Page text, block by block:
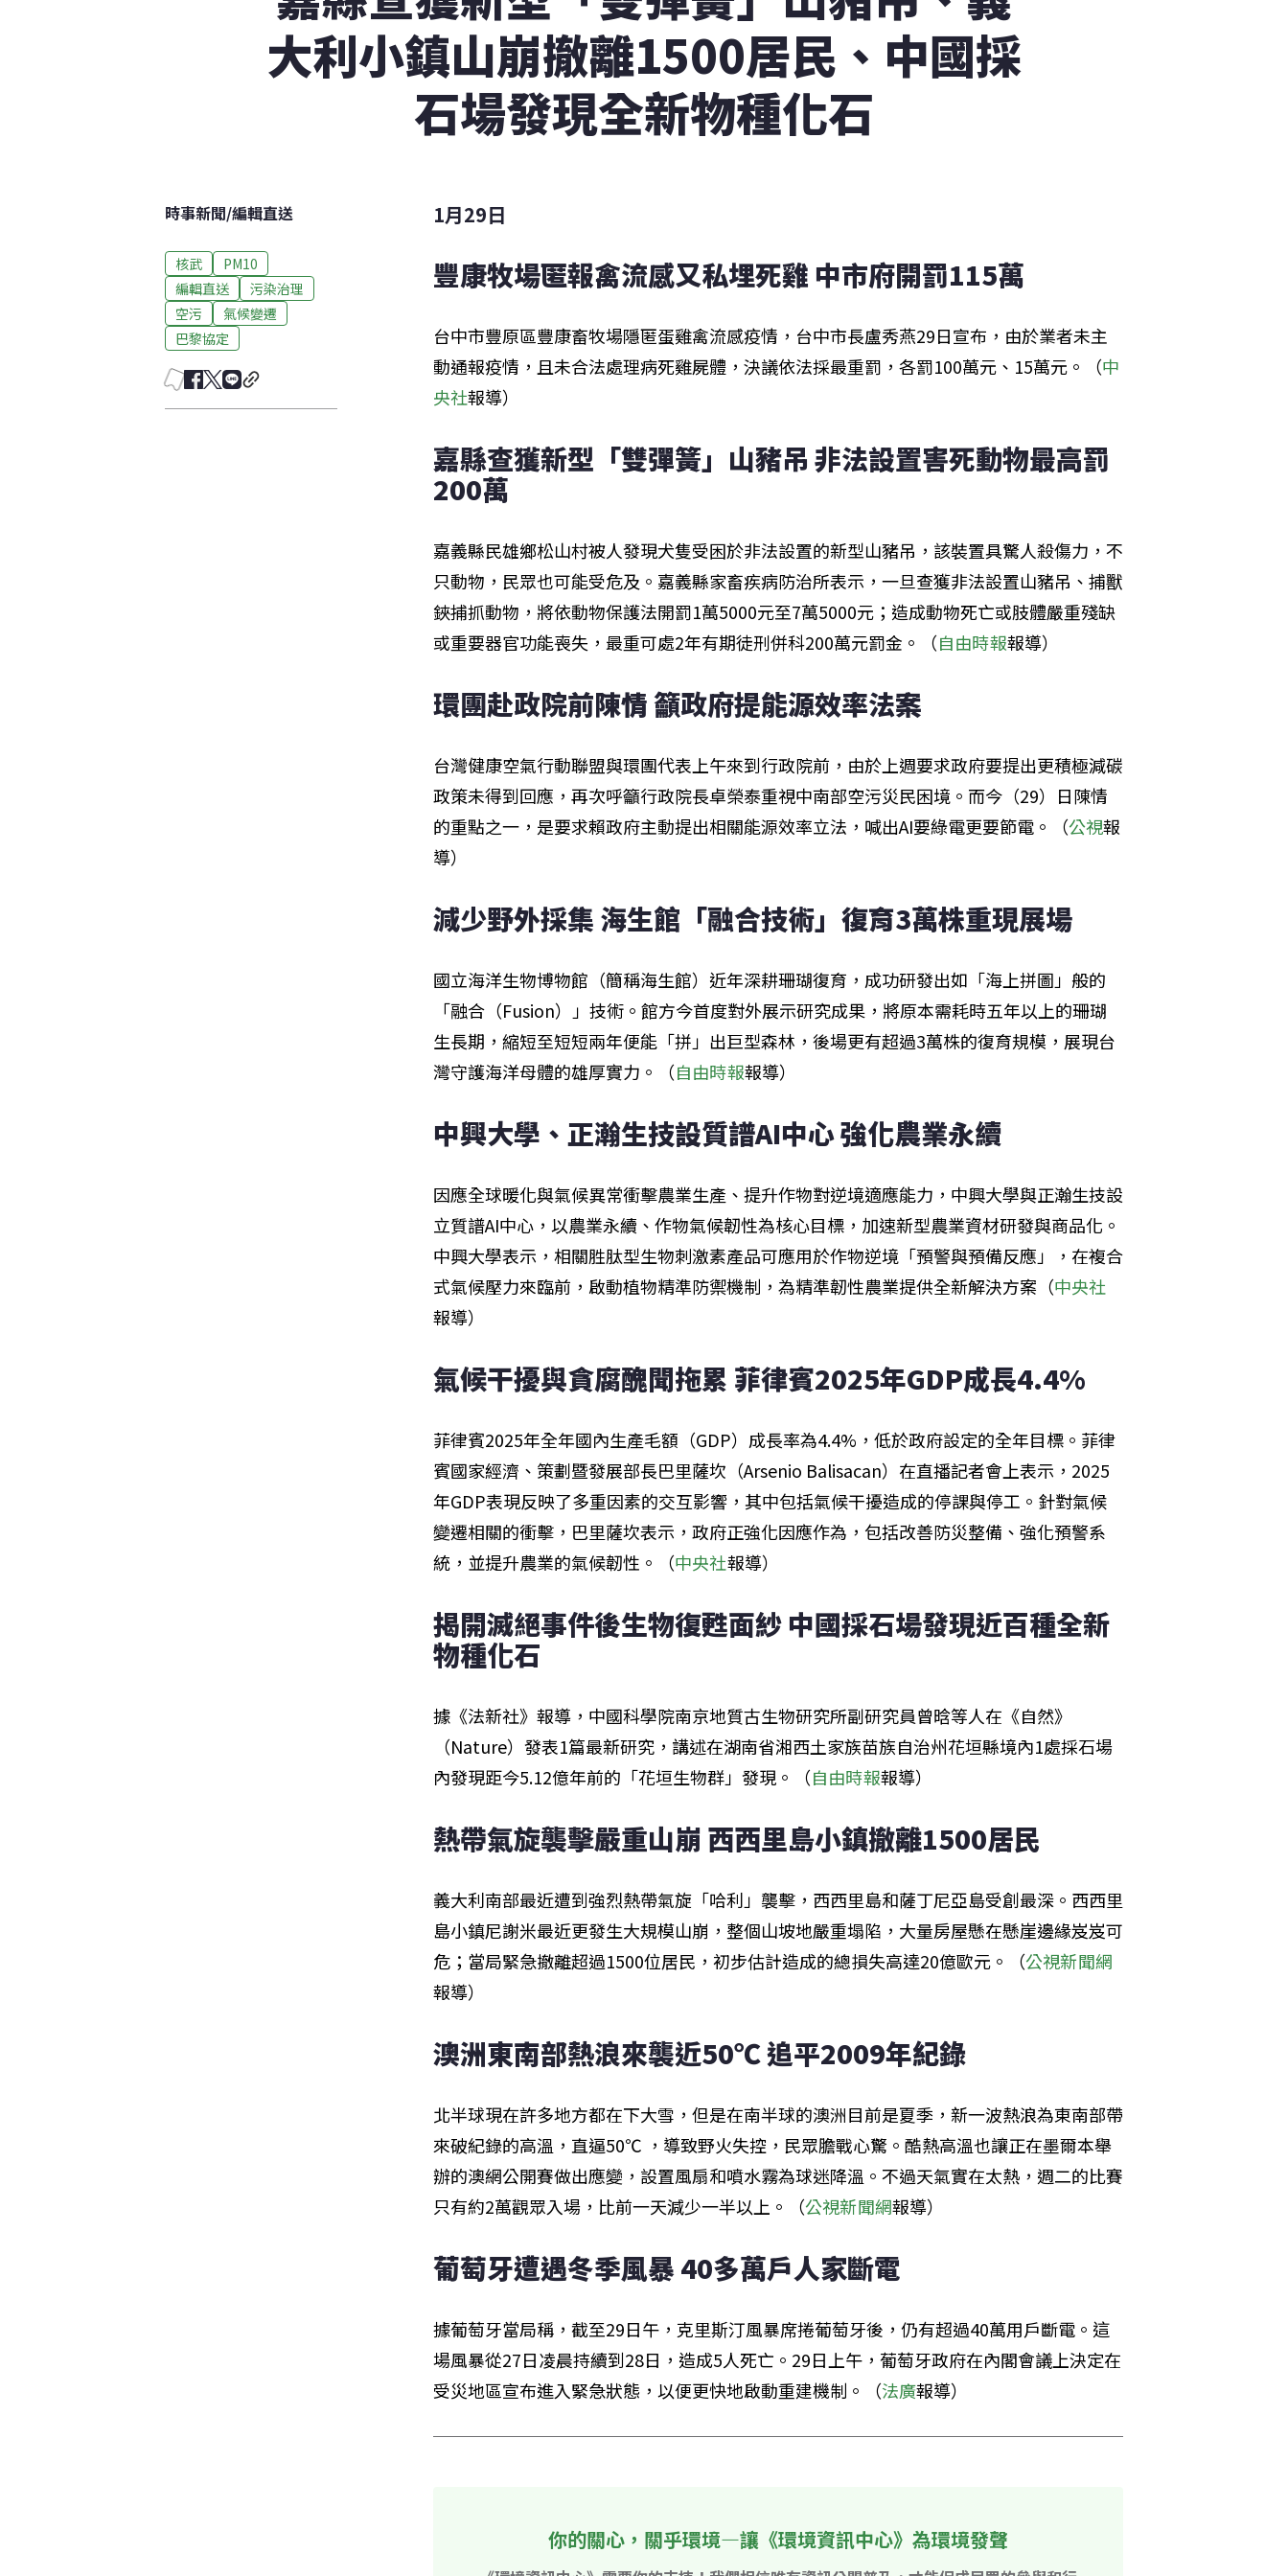
大利小鎮山崩撤離1500居民、中國採
石場發現全新物種化石
時事新聞/編輯直送
核武
PM10
編輯直送
污染治理
空污
氣候變遷
巴黎協定
1月29日
豐康牧場匿報禽流感又私埋死雞 中市府開罰115萬
台中市豐原區豐康畜牧場隱匿蛋雞禽流感疫情，台中市長盧秀燕29日宣布，由於業者未主
動通報疫情，且未合法處理病死雞屍體，決議依法採最重罰，各罰100萬元、15萬元。（中
央社報導）
嘉縣查獲新型「雙彈簧」山豬吊 非法設置害死動物最高罰
200萬
嘉義縣民雄鄉松山村被人發現犬隻受困於非法設置的新型山豬吊，該裝置具驚人殺傷力，不
只動物，民眾也可能受危及。嘉義縣家畜疾病防治所表示，一旦查獲非法設置山豬吊、捕獸
鋏捕抓動物，將依動物保護法開罰1萬5000元至7萬5000元；造成動物死亡或肢體嚴重殘缺
或重要器官功能喪失，最重可處2年有期徒刑併科200萬元罰金。（自由時報報導）
環團赴政院前陳情 籲政府提能源效率法案
台灣健康空氣行動聯盟與環團代表上午來到行政院前，由於上週要求政府要提出更積極減碳
政策未得到回應，再次呼籲行政院長卓榮泰重視中南部空污災民困境。而今（29）日陳情
的重點之一，是要求賴政府主動提出相關能源效率立法，喊出AI要綠電更要節電。（公視報
導）
減少野外採集 海生館「融合技術」復育3萬株重現展場
國立海洋生物博物館（簡稱海生館）近年深耕珊瑚復育，成功研發出如「海上拼圖」般的
「融合（Fusion）」技術。館方今首度對外展示研究成果，將原本需耗時五年以上的珊瑚
生長期，縮短至短短兩年便能「拼」出巨型森林，後場更有超過3萬株的復育規模，展現台
灣守護海洋母體的雄厚實力。（自由時報報導）
中興大學、正瀚生技設質譜AI中心 強化農業永續
因應全球暖化與氣候異常衝擊農業生產、提升作物對逆境適應能力，中興大學與正瀚生技設
立質譜AI中心，以農業永續、作物氣候韌性為核心目標，加速新型農業資材研發與商品化。
中興大學表示，相關胜肽型生物刺激素產品可應用於作物逆境「預警與預備反應」，在複合
式氣候壓力來臨前，啟動植物精準防禦機制，為精準韌性農業提供全新解決方案（中央社
報導）
氣候干擾與貪腐醜聞拖累 菲律賓2025年GDP成長4.4%
菲律賓2025年全年國內生產毛額（GDP）成長率為4.4%，低於政府設定的全年目標。菲律
賓國家經濟、策劃暨發展部長巴里薩坎（Arsenio Balisacan）在直播記者會上表示，2025
年GDP表現反映了多重因素的交互影響，其中包括氣候干擾造成的停課與停工。針對氣候
變遷相關的衝擊，巴里薩坎表示，政府正強化因應作為，包括改善防災整備、強化預警系
統，並提升農業的氣候韌性。（中央社報導）
揭開滅絕事件後生物復甦面紗 中國採石場發現近百種全新
物種化石
據《法新社》報導，中國科學院南京地質古生物研究所副研究員曾晗等人在《自然》
（Nature）發表1篇最新研究，講述在湖南省湘西土家族苗族自治州花垣縣境內1處採石場
內發現距今5.12億年前的「花垣生物群」發現。（自由時報報導）
熱帶氣旋襲擊嚴重山崩 西西里島小鎮撤離1500居民
義大利南部最近遭到強烈熱帶氣旋「哈利」襲擊，西西里島和薩丁尼亞島受創最深。西西里
島小鎮尼謝米最近更發生大規模山崩，整個山坡地嚴重塌陷，大量房屋懸在懸崖邊緣岌岌可
危；當局緊急撤離超過1500位居民，初步估計造成的總損失高達20億歐元。（公視新聞網
報導）
澳洲東南部熱浪來襲近50℃ 追平2009年紀錄
北半球現在許多地方都在下大雪，但是在南半球的澳洲目前是夏季，新一波熱浪為東南部帶
來破紀錄的高溫，直逼50℃ ，導致野火失控，民眾膽戰心驚。酷熱高溫也讓正在墨爾本舉
辦的澳網公開賽做出應變，設置風扇和噴水霧為球迷降溫。不過天氣實在太熱，週二的比賽
只有約2萬觀眾入場，比前一天減少一半以上。（公視新聞網報導）
葡萄牙遭遇冬季風暴 40多萬戶人家斷電
據葡萄牙當局稱，截至29日午，克里斯汀風暴席捲葡萄牙後，仍有超過40萬用戶斷電。這
場風暴從27日凌晨持續到28日，造成5人死亡。29日上午，葡萄牙政府在內閣會議上決定在
受災地區宣布進入緊急狀態，以便更快地啟動重建機制。（法廣報導）
你的關心，關乎環境—讓《環境資訊中心》為環境發聲